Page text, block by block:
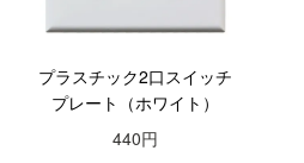
プラスチック2口スイッチ
プレート（ホワイト）
440円